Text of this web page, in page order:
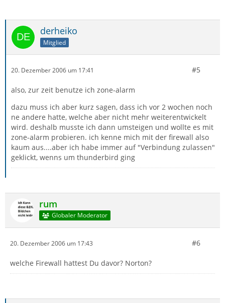
derheiko
Mitglied
20. Dezember 2006 um 17:41 #5
also, zur zeit benutze ich zone-alarm
dazu muss ich aber kurz sagen, dass ich vor 2 wochen noch
ne andere hatte, welche aber nicht mehr weiterentwickelt
wird. deshalb musste ich dann umsteigen und wollte es mit
zone-alarm probieren. ich kenne mich mit der firewall also
kaum aus....aber ich habe immer auf "Verbindung zulassen"
geklickt, wenns um thunderbird ging
rum
Globaler Moderator
20. Dezember 2006 um 17:43 #6
welche Firewall hattest Du davor? Norton?